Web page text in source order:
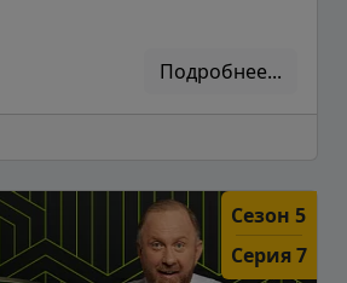
Подробнее...
Сезон 5
Серия 7